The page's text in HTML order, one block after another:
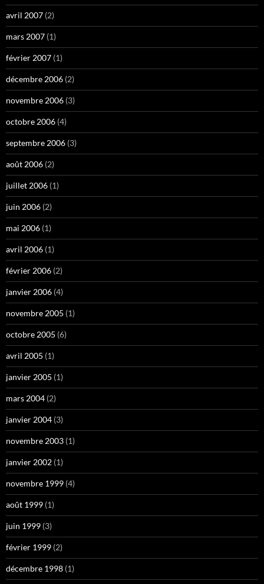
avril 2007 (2)
mars 2007 (1)
février 2007 (1)
décembre 2006 (2)
novembre 2006 (3)
octobre 2006 (4)
septembre 2006 (3)
août 2006 (2)
juillet 2006 (1)
juin 2006 (2)
mai 2006 (1)
avril 2006 (1)
février 2006 (2)
janvier 2006 (4)
novembre 2005 (1)
octobre 2005 (6)
avril 2005 (1)
janvier 2005 (1)
mars 2004 (2)
janvier 2004 (3)
novembre 2003 (1)
janvier 2002 (1)
novembre 1999 (4)
août 1999 (1)
juin 1999 (3)
février 1999 (2)
décembre 1998 (1)